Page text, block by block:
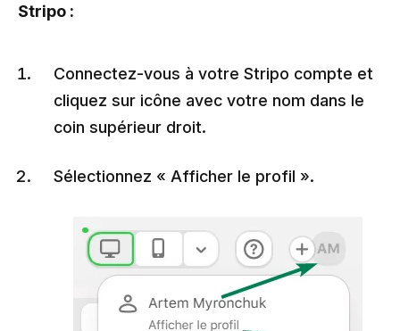
Stripo :
Connectez-vous à votre Stripo compte et
cliquez sur icône avec votre nom dans le
coin supérieur droit.
Sélectionnez « Afficher le profil ».